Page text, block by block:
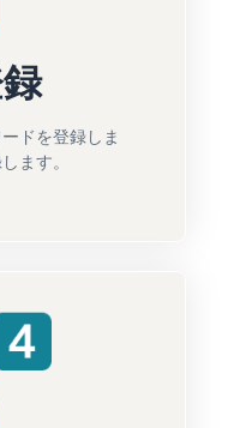
ドを登録しま
ます。